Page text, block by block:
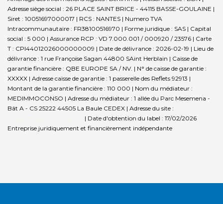
Adresse siège social : 26 PLACE SAINT BRICE - 44115 BASSE-GOULAINE |
Siret : 10051697000017 | RCS : NANTES | Numero TVA
Intracommunautaire : FR38100516970 | Forme juridique : SAS | Capital
social : 5 000 | Assurance RCP : VD 7.000.001 / 000920 / 23576 | Carte
T : CPI44012026000000009 | Date de délivrance : 2026-02-19 | Lieu de
délivrance : 1 rue Françoise Sagan 44800 SAint Herblain | Caisse de
garantie financière : QBE EUROPE SA / NV. | N° de caisse de garantie :
XXXXX | Adresse caisse de garantie : 1 passerelle des Reflets 92913 |
Montant de la garantie financière : 110 000 | Nom du médiateur :
MEDIMMOCONSO | Adresse du médiateur : 1 allée du Parc Mesemena -
Bât A - CS 25222 44505 La Baule CEDEX | Adresse du site :
| Date d'obtention du label : 17/02/2026
Entreprise juridiquement et financièrement indépendante